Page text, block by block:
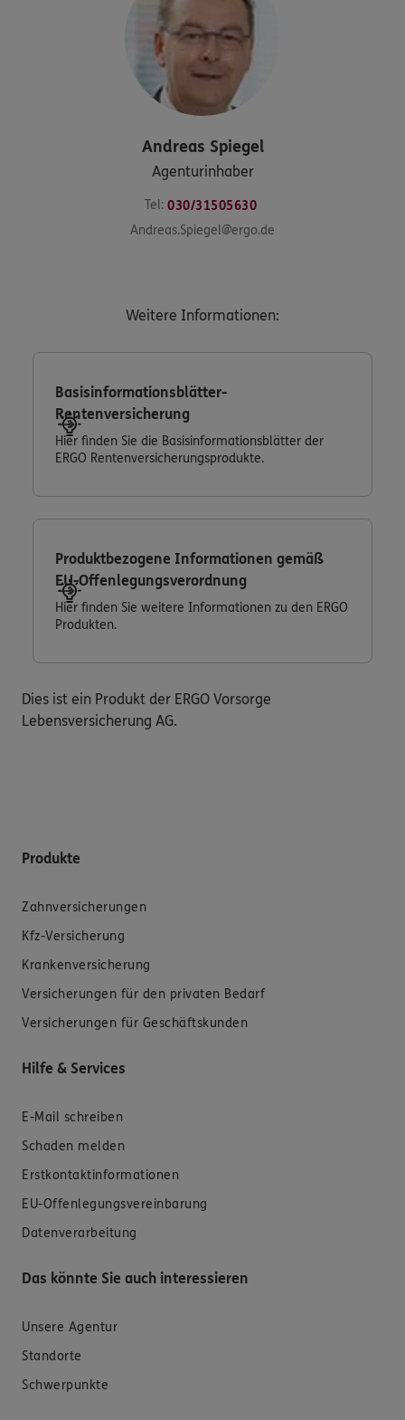
Andreas Spiegel
Agenturinhaber
Tel: 030/31505630
Andreas.Spiegel@ergo.de
Weitere Informationen:
Basisinformationsblätter-
Rentenversicherung
Hier finden Sie die Basisinformationsblätter der
ERGO Rentenversicherungsprodukte.
Produktbezogene Informationen gemäß
EU-Offenlegungsverordnung
Hier finden Sie weitere Informationen zu den ERGO
Produkten.
Dies ist ein Produkt der ERGO Vorsorge
Lebensversicherung AG.
Produkte
Zahnversicherungen
Kfz-Versicherung
Krankenversicherung
Versicherungen für den privaten Bedarf
Versicherungen für Geschäftskunden
Hilfe & Services
E-Mail schreiben
Schaden melden
Erstkontaktinformationen
EU-Offenlegungsvereinbarung
Datenverarbeitung
Das könnte Sie auch interessieren
Unsere Agentur
Standorte
Schwerpunkte